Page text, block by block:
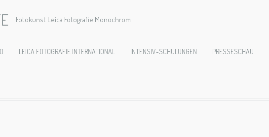
Fotokunst Leica Fotografie Monochrom
LEICA FOTOGRAFIE INTERNATIONAL INTENSIV-SCHULUNGEN PRESSESCHAU